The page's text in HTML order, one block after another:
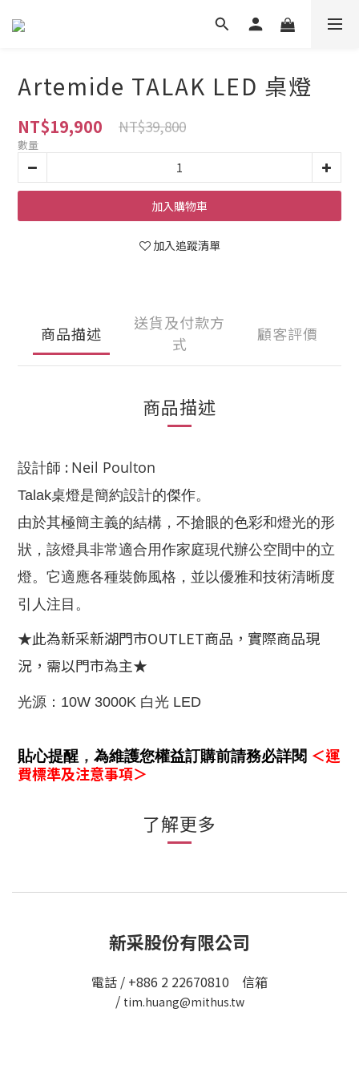
Artemide TALAK LED 桌燈
NT$19,900 NT$39,800
數量
加入購物車
加入追蹤清單
商品描述
送貨及付款方
式
顧客評價
商品描述
設計師 : Neil Poulton
Talak桌燈是簡約設計的傑作。
由於其極簡主義的結構，不搶眼的色彩和燈光的形
狀，該燈具非常適合用作家庭現代辦公空間中的立
燈。它適應各種裝飾風格，並以優雅和技術清晰度
引人注目。
★此為新采新湖門市OUTLET商品，實際商品現
況，需以門市為主★
光源： 10W 3000K 白光 LED
貼心提醒 ， 為維護您權益訂購前請務必詳閱 ＜運
費標準及注意事項＞
了解更多
新采股份有限公司
電話 / +886 2 22670810 信箱
/ tim.huang@mithus.tw